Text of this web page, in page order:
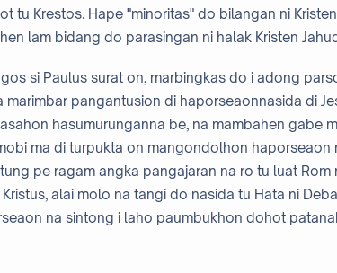
tu Krestos. Hape "minoritas" do bilangan ni
lam bidang do parasingan ni halak Kristen
si Paulus surat on, marbingkas do i adong
marimbar pangantusion di haporseaonnasida di
hasumurunganna be, na mambahen gabe
ma di turpukta on mangondolhon haporseaon
pe ragam angka pangajaran na ro tu luat
Kristus, alai molo na tangi do nasida tu Hata ni
na sintong i laho paumbukhon dohot